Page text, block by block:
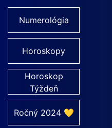
Numerológia
Horoskopy
Horoskop
Týždeň
Ročný 2024 💛